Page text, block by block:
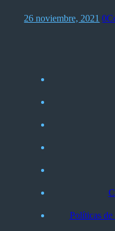
26 noviembre, 2021 0
Políticas